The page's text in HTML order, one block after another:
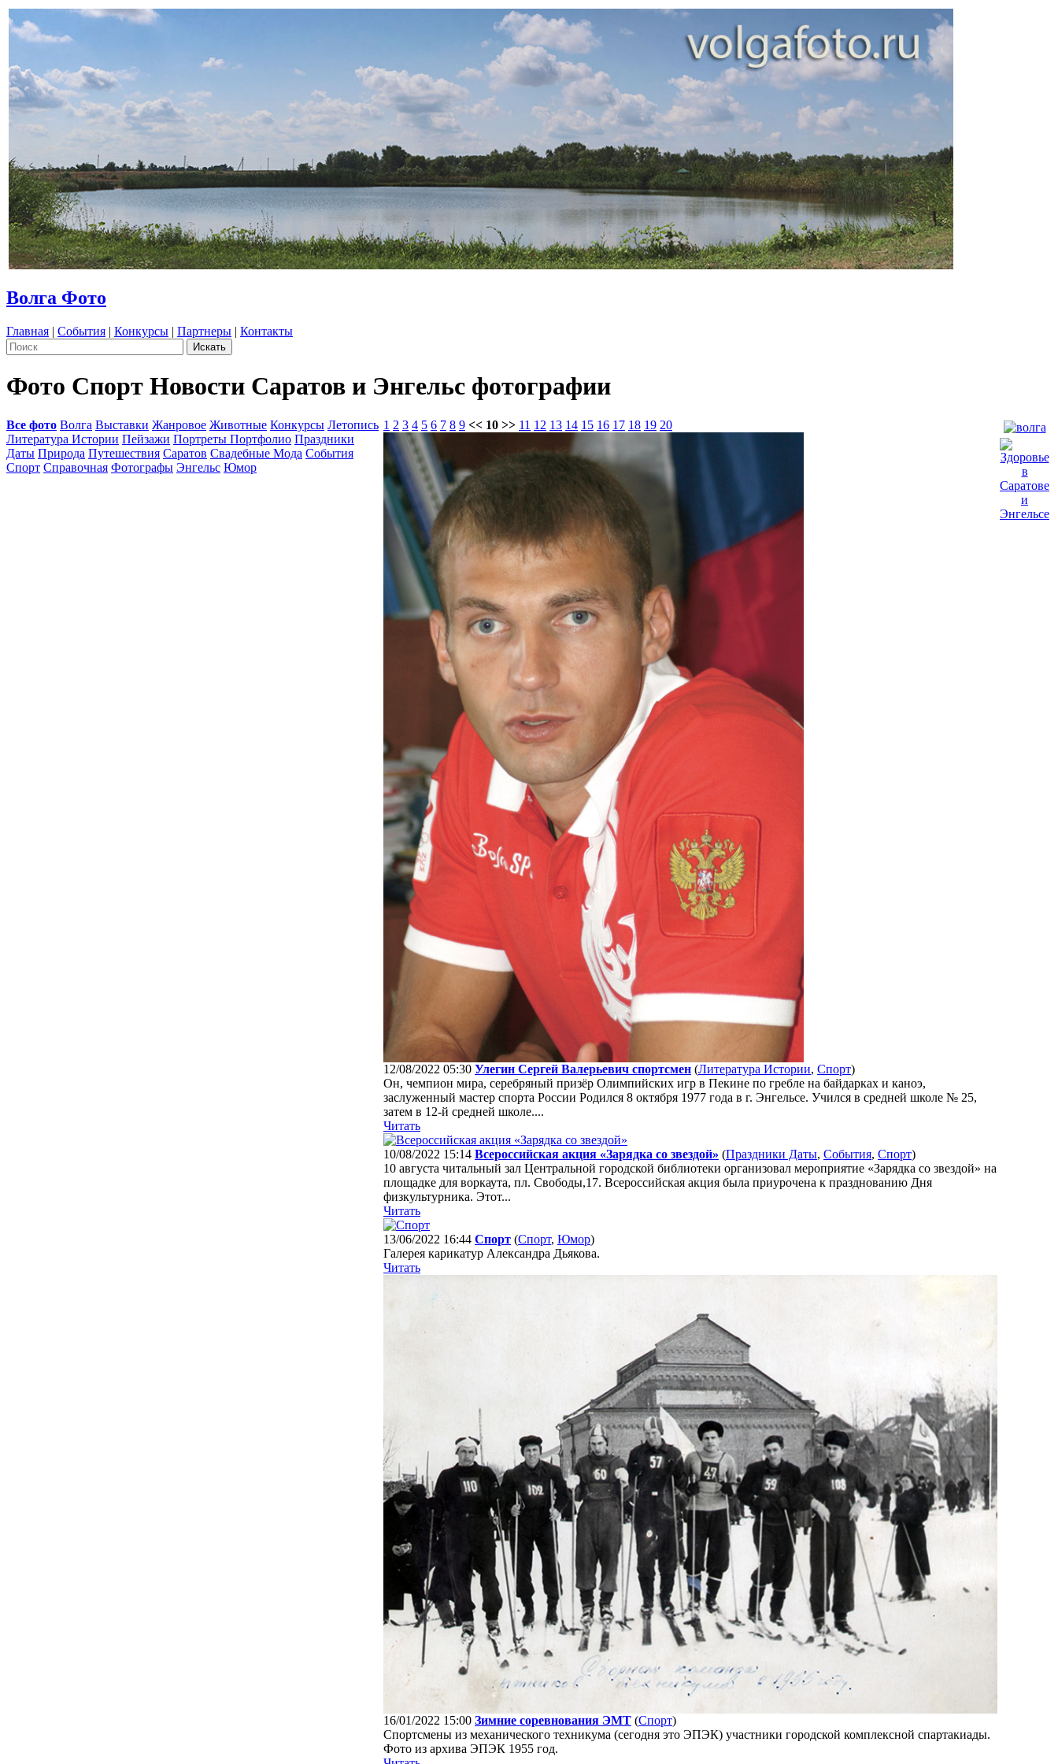
Волга Фото
Главная | События | Конкурсы | Партнеры | Контакты
Фото Спорт Новости Саратов и Энгельс фотографии
Все фото Волга Выставки Жанровое Животные Конкурсы Летопись
Литература Истории Пейзажи Портреты Портфолио Праздники
Даты Природа Путешествия Саратов Свадебные Мода События
Спорт Справочная Фотографы Энгельс Юмор
1 2 3 4 5 6 7 8 9 << 10 >> 11 12 13 14 15 16 17 18 19 20
12/08/2022 05:30 Улегин Сергей Валерьевич спортсмен (Литература Истории, Спорт)
Он, чемпион мира, серебряный призёр Олимпийских игр в Пекине по гребле на байдарках и каноэ,
заслуженный мастер спорта России Родился 8 октября 1977 года в г. Энгельсе. Учился в средней школе № 25,
затем в 12-й средней школе....
Читать
10/08/2022 15:14 Всероссийская акция «Зарядка со звездой» (Праздники Даты, События, Спорт)
10 августа читальный зал Центральной городской библиотеки организовал мероприятие «Зарядка со звездой» на
площадке для воркаута, пл. Свободы,17. Всероссийская акция была приурочена к празднованию Дня
физкультурника. Этот...
Читать
13/06/2022 16:44 Спорт (Спорт, Юмор)
Галерея карикатур Александра Дьякова.
Читать
16/01/2022 15:00 Зимние соревнования ЭМТ (Спорт)
Спортсмены из механического техникума (сегодня это ЭПЭК) участники городской комплексной спартакиады.
Фото из архива ЭПЭК 1955 год.